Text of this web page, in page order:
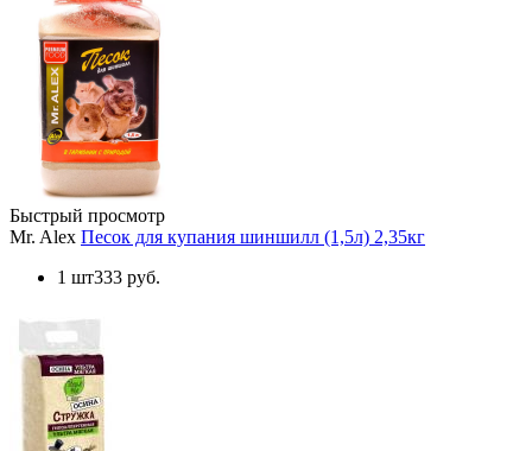
Быстрый просмотр
Mr. Alex Песок для купания шиншилл (1,5л) 2,35кг
1 шт333 руб.